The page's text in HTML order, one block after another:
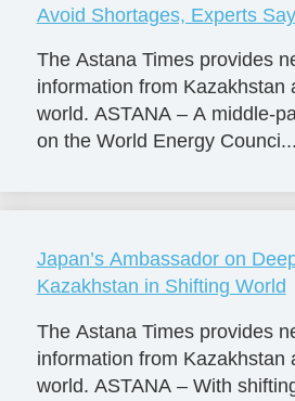
Avoid Shortages, Experts Say
The Astana Times provides
information from Kazakhstan
world. ASTANA – A middle-
on the World Energy Counci...
Japan’s Ambassador on
Kazakhstan in Shifting World
The Astana Times provides
information from Kazakhstan
world. ASTANA – With